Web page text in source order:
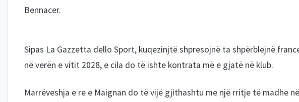
Bennacer.
Sipas La Gazzetta dello Sport, kuqezinjtë shpresojnë ta shpërblejnë
në verën e vitit 2028, e cila do të ishte kontrata më e gjatë në klub.
Marrëveshja e re e Maignan do të vijë gjithashtu me një rritje të madhe